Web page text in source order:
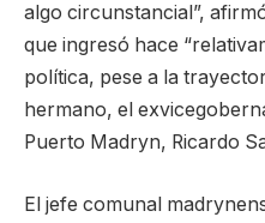
algo circunstancial”,
que ingresó hace
política, pese a la
hermano, el
Puerto Madryn, Ricardo
El jefe comunal